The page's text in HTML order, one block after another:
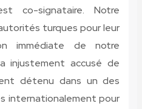
co-signataire. Notre
turques pour leur
immédiate de notre
injustement accusé de
détenu dans un des
internationalement pour